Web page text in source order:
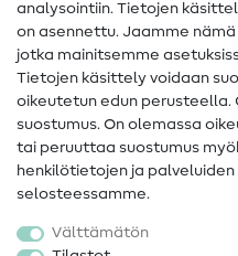
Yhteystiedot
Tietoa
Peruutusoikeus
Suosittu
Kankaat
analysointiin. Tietojen
on asennettu. Jaamme
jotka mainitsemme
Tietojen käsittely voidaan
oikeutetun edun
suostumus. On olemassa
tai peruuttaa suostumus
henkilötietojen ja
selosteessamme.
Välttämätön